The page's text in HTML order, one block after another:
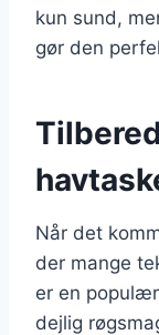
kun sund,
gør den
Når det
der mange
er en
dejlig